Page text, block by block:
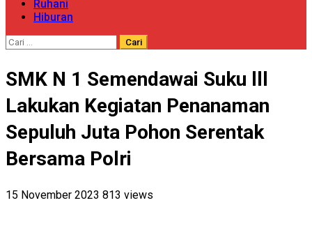
Ruhani
Hiburan
Cari
SMK N 1 Semendawai Suku lll
Lakukan Kegiatan Penanaman
Sepuluh Juta Pohon Serentak
Bersama Polri
15 November 2023 813 views